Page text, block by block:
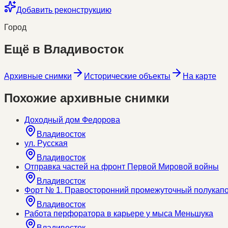
Добавить реконструкцию
Город
Ещё в Владивосток
Архивные снимки Исторические объекты На карте
Похожие архивные снимки
Доходный дом Федорова
Владивосток
ул. Русская
Владивосток
Отправка частей на фронт Первой Мировой войны
Владивосток
Форт № 1. Правосторонний промежуточный
Владивосток
Работа перфоратора в карьере у мыса Меньшука